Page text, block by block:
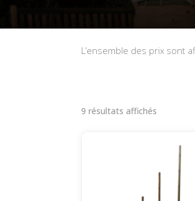
L’ensemble des prix sont
9 résultats affichés